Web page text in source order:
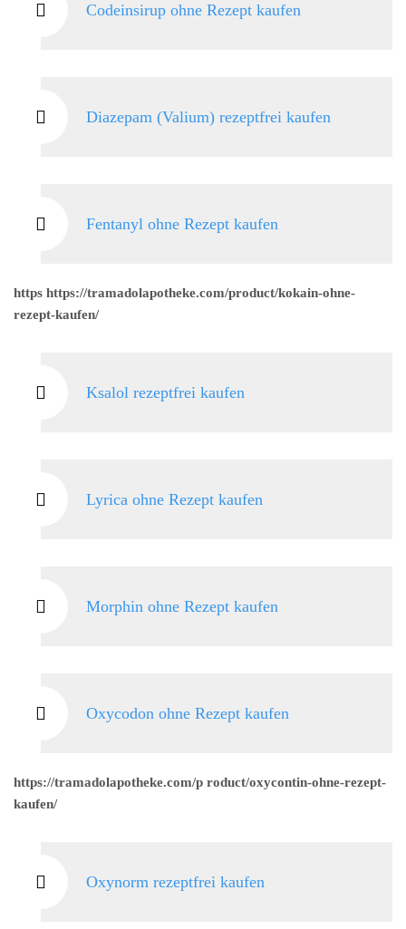
Codeinsirup ohne Rezept kaufen
Diazepam (Valium) rezeptfrei kaufen
Fentanyl ohne Rezept kaufen
https https://tramadolapotheke.com/product/kokain-ohne-
rezept-kaufen/
Ksalol rezeptfrei kaufen
Lyrica ohne Rezept kaufen
Morphin ohne Rezept kaufen
Oxycodon ohne Rezept kaufen
https://tramadolapotheke.com/p roduct/oxycontin-ohne-rezept-
kaufen/
Oxynorm rezeptfrei kaufen